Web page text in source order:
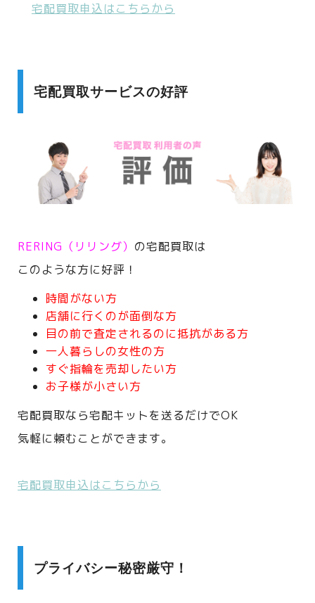
宅配買取申込はこちらから
宅配買取サービスの好評
RERING（リリング） の宅配買取は
このような方に好評！
時間がない方
店舗に行くのが面倒な方
目の前で査定されるのに抵抗がある方
一人暮らしの女性の方
すぐ指輪を売却したい方
お子様が小さい方
宅配買取なら宅配キットを送るだけでOK
気軽に頼むことができます。
宅配買取申込はこちらから
プライバシー秘密厳守！